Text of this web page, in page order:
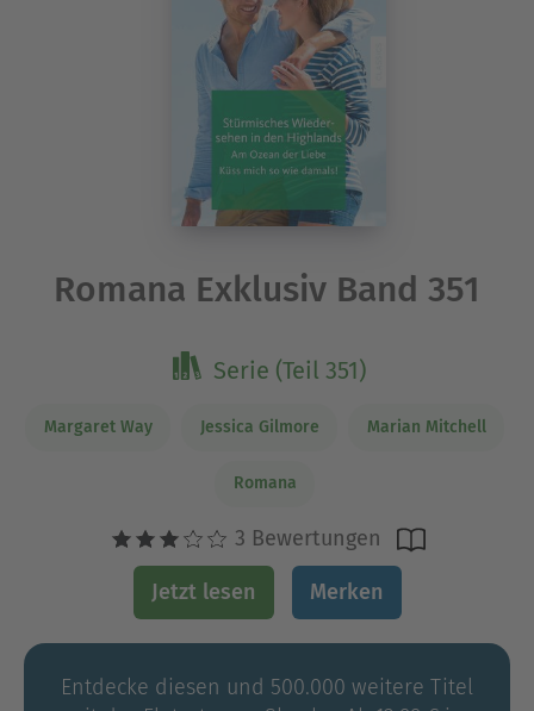
Romana Exklusiv Band 351
Serie (Teil 351)
Margaret Way Jessica Gilmore Marian Mitchell
Romana
3 Bewertungen
Jetzt lesen Merken
Entdecke diesen und 500.000 weitere Titel